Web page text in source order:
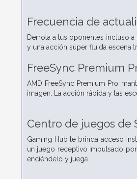
Frecuencia de
Derrota a tus oponentes incluso
y una acción súper fluida escena
FreeSync Premium
AMD FreeSync Premium Pro
imagen. La acción rápida y las
Centro de juegos de
Gaming Hub le brinda acceso
un juego receptivo impulsado
enciéndelo y juega